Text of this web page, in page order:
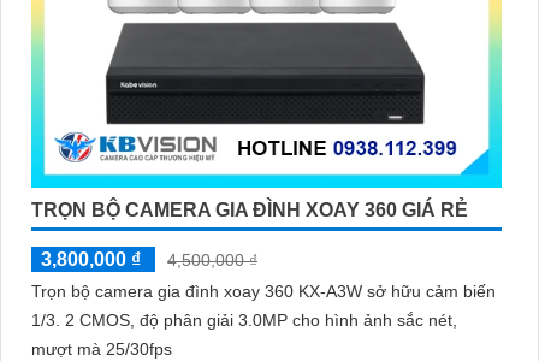
TRỌN BỘ CAMERA GIA ĐÌNH XOAY 360 GIÁ RẺ
3,800,000 ₫
4,500,000 ₫
Trọn bộ camera gia đình xoay 360 KX-A3W sở hữu cảm biến
1/3. 2 CMOS, độ phân giải 3.0MP cho hình ảnh sắc nét,
mượt mà 25/30fps